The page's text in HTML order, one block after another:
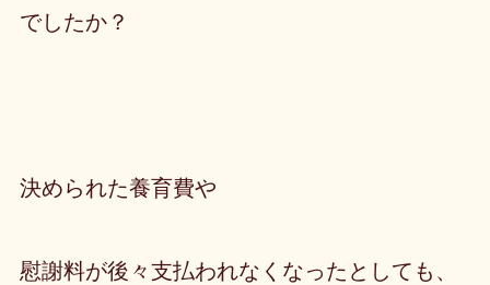
でしたか？
決められた養育費や
慰謝料が後々支払われなくなったとしても、